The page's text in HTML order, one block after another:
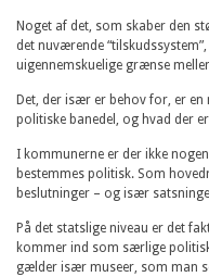
Noget af det, som skaber den
det nuværende
uigennemskuelige grænse
Det, der især er behov for, er en
politiske banedel, og hvad der
I kommunerne er der ikke
bestemmes politisk. Som
beslutninger – og især
På det statslige niveau er det
kommer ind som særlige
gælder især museer, som man